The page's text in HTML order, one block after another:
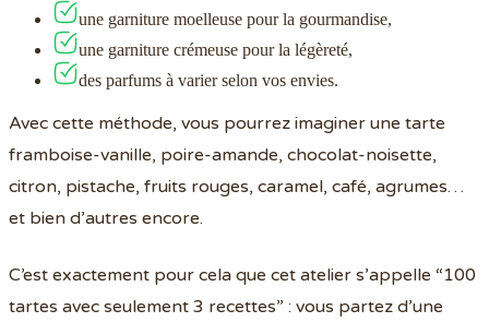
une garniture moelleuse pour la gourmandise,
une garniture crémeuse pour la légèreté,
des parfums à varier selon vos envies.
Avec cette méthode, vous pourrez imaginer une tarte
framboise-vanille, poire-amande, chocolat-noisette,
citron, pistache, fruits rouges, caramel, café, agrumes…
et bien d’autres encore.
C’est exactement pour cela que cet atelier s’appelle “100
tartes avec seulement 3 recettes” : vous partez d’une